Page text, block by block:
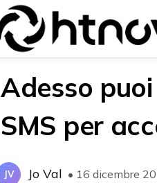
{{POSTS[0].LABEL}}
{{POSTS[0].LABEL}}
Adesso
SMS per
JV Jo Val • 16 dicembre